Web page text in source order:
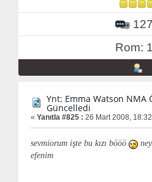
Rom:
Ynt: Emma Watson
Güncelledi
« Yanıtla #825 : 26 Mart 2008,
sevmiorum işte bu kızı bööö
efenim